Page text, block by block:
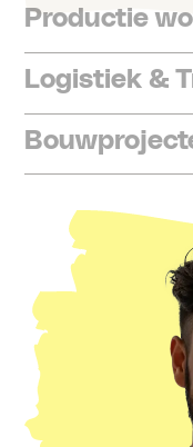
Productie
Logistiek &